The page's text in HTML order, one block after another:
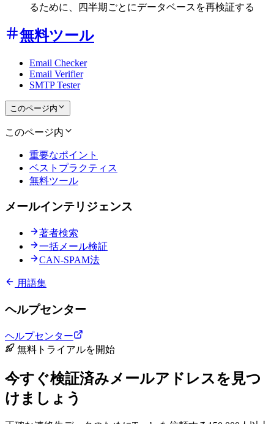
るために、四半期ごとにデータベースを再検証する
無料ツール
Email Checker
Email Verifier
SMTP Tester
このページ内
このページ内
重要なポイント
ベストプラクティス
無料ツール
メールインテリジェンス
著者検索
一括メール検証
CAN-SPAM法
用語集
ヘルプセンター
ヘルプセンター
無料トライアルを開始
今すぐ検証済みメールアドレスを見つ
けましょう